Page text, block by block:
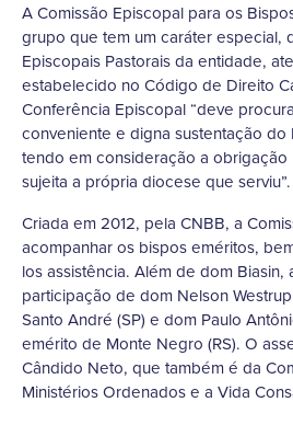
A Comissão Episcopal para os
grupo que tem um caráter especial,
Episcopais Pastorais da entidade,
estabelecido no Código de Direito
Conferência Episcopal “deve
conveniente e digna sustentação do
tendo em consideração a obrigação
sujeita a própria diocese que serviu”.
Criada em 2012, pela CNBB, a
acompanhar os bispos eméritos,
los assistência. Além de dom Biasin,
participação de dom Nelson
Santo André (SP) e dom Paulo
emérito de Monte Negro (RS). O
Cândido Neto, que também é da
Ministérios Ordenados e a Vida